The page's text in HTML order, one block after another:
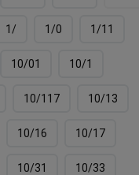
1/ 1/0 1/11
10/01 10/1
10/117 10/13
10/16 10/17
10/31 10/33